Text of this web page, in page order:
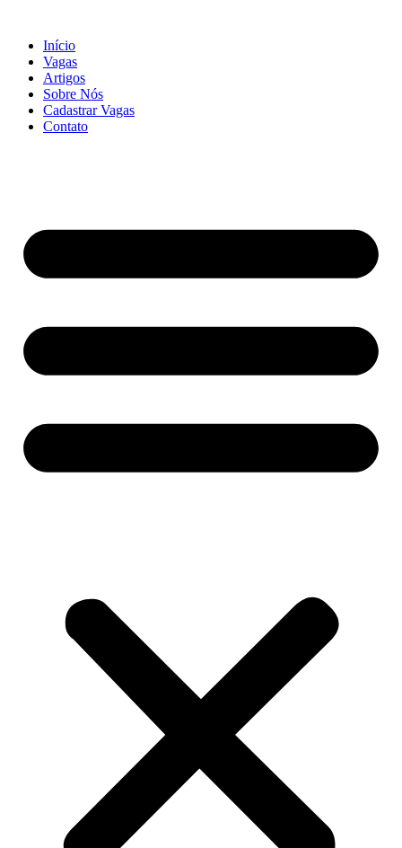
Início
Vagas
Artigos
Sobre Nós
Cadastrar Vagas
Contato